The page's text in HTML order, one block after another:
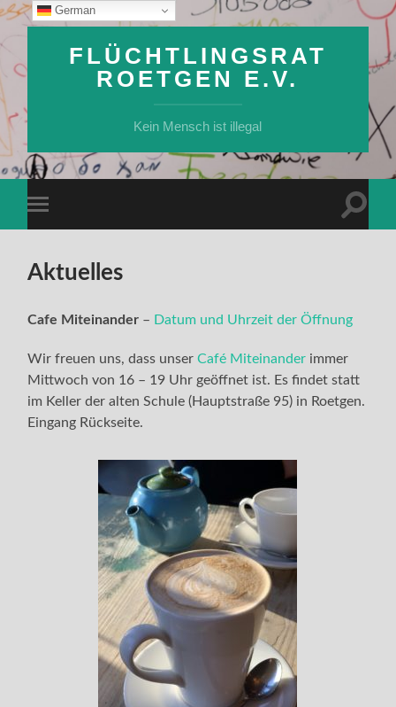
FLÜCHTLINGSRAT
ROETGEN E.V.
Kein Mensch ist illegal
Menü
Aktuelles
Cafe Miteinander – Datum und Uhrzeit der Öffnung
Wir freuen uns, dass unserCafé Miteinander immer
Mittwoch von 16 – 19 Uhr geöffnet ist. Es findet statt
im Keller der alten Schule (Hauptstraße 95) in Roetgen.
Eingang Rückseite.
German